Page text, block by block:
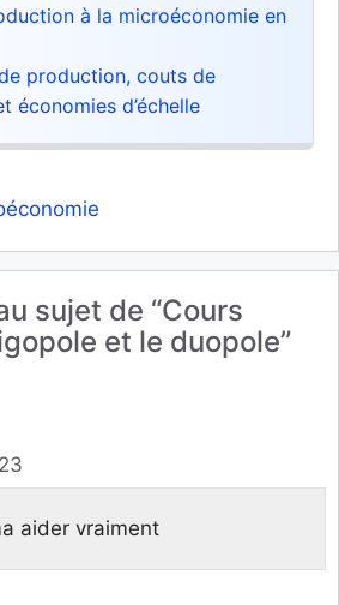
à la microéconomie en
production, couts de
économies d’échelle
sujet de “Cours
et le duopole”
aider vraiment